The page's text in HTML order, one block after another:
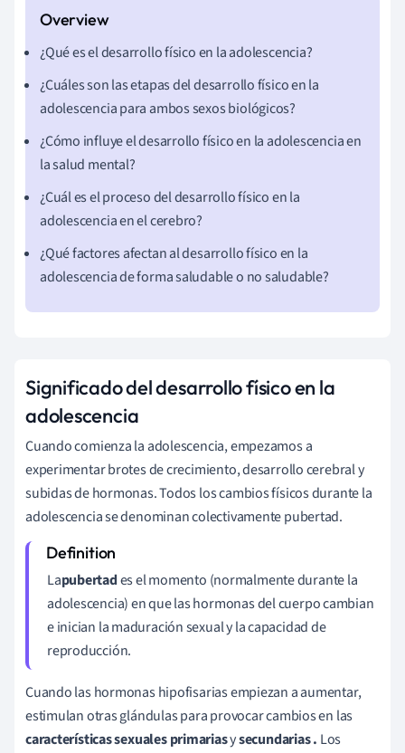
¿Qué es el desarrollo físico en la adolescencia?
¿Cuáles son las etapas del desarrollo físico en la
adolescencia para ambos sexos biológicos?
¿Cómo influye el desarrollo físico en la adolescencia en
la salud mental?
¿Cuál es el proceso del desarrollo físico en la
adolescencia en el cerebro?
¿Qué factores afectan al desarrollo físico en la
adolescencia de forma saludable o no saludable?
Significado del desarrollo físico en la
adolescencia
Cuando comienza la adolescencia, empezamos a
experimentar brotes de crecimiento, desarrollo cerebral y
subidas de hormonas. Todos los cambios físicos durante la
adolescencia se denominan colectivamente pubertad.
Lapubertades el momento (normalmente durante la
adolescencia) en que las hormonas del cuerpo cambian
e inician la maduración sexual y la capacidad de
reproducción.
Cuando las hormonas hipofisarias empiezan a aumentar,
estimulan otras glándulas para provocar cambios en las
características sexualesprimariasysecundarias. Los